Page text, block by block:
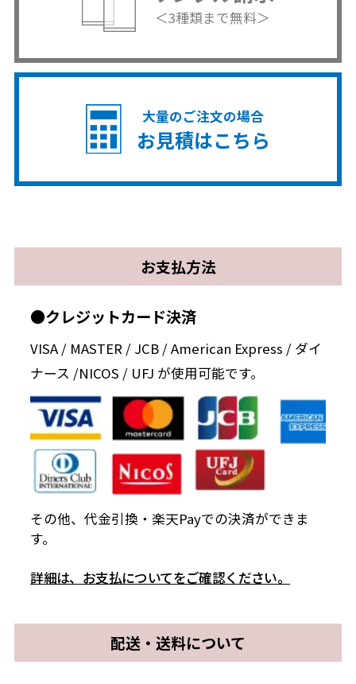
＜3種類まで無料＞
大量のご注文の場合
お見積はこちら
お支払方法
●クレジットカード決済
VISA / MASTER / JCB / American Express / ダイ
ナース /NICOS / UFJ が使用可能です。
その他、代金引換・楽天Payでの決済ができま
す。
詳細は、お支払についてをご確認ください。
配送・送料について